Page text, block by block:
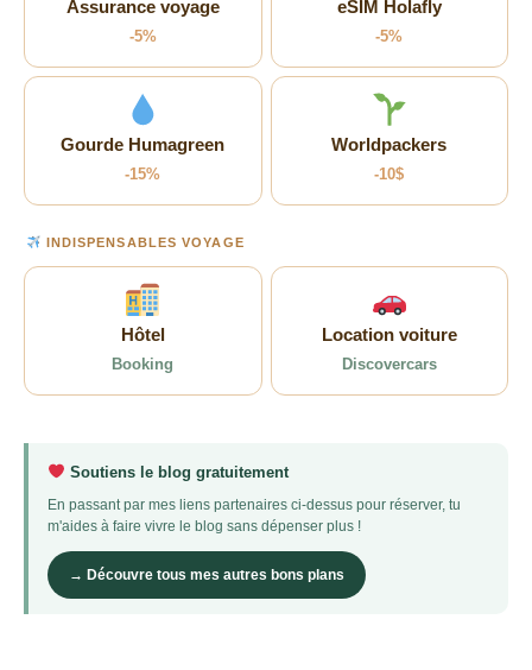
Assurance voyage
-5%
eSIM Holafly
-5%
Gourde Humagreen
-15%
Worldpackers
-10$
INDISPENSABLES VOYAGE
Hôtel
Booking
Location voiture
Discovercars
Soutiens le blog gratuitement
En passant par mes liens partenaires ci-dessus pour réserver, tu
m'aides à faire vivre le blog sans dépenser plus !
→ Découvre tous mes autres bons plans